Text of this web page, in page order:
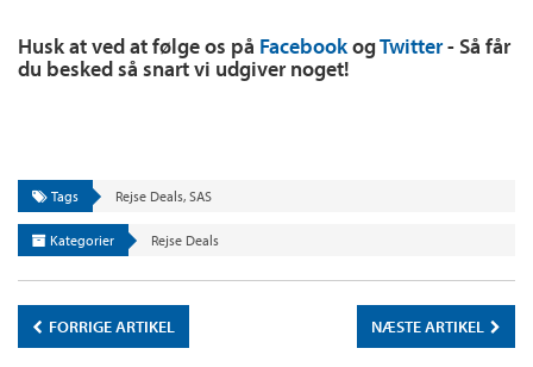
Husk at ved at følge os på FacebookogTwitter- Så får
du besked så snart vi udgiver noget!
Tags Rejse Deals, SAS
Kategorier Rejse Deals
FORRIGE ARTIKEL NÆSTE ARTIKEL